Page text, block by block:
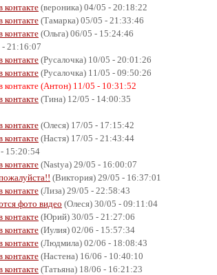
контакте (вероника) 04/05 - 20:18:22
контакте (Тамарка) 05/05 - 21:33:46
контакте (Ольга) 06/05 - 15:24:46
21:16:07
контакте (Русалочка) 10/05 - 20:01:26
контакте (Русалочка) 11/05 - 09:50:26
контакте (Антон) 11/05 - 10:31:52
контакте (Тина) 12/05 - 14:00:35
контакте (Олеся) 17/05 - 17:15:42
контакте (Настя) 17/05 - 21:43:44
15:20:54
контакте (Nastya) 29/05 - 16:00:07
(Виктория) 29/05 - 16:37:01
контакте (Лиза) 29/05 - 22:58:43
фото видео (Олеся) 30/05 - 09:11:04
контакте (Юрий) 30/05 - 21:27:06
контакте (Иулия) 02/06 - 15:57:34
контакте (Людмила) 02/06 - 18:08:43
контакте (Настена) 16/06 - 10:40:10
контакте (Татьяна) 18/06 - 16:21:23